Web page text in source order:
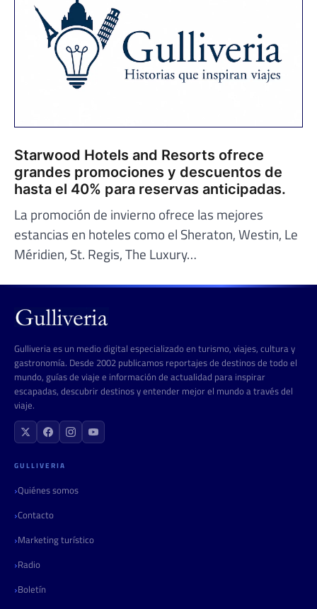
Starwood Hotels and Resorts ofrece
grandes promociones y descuentos de
hasta el 40% para reservas anticipadas.
La promoción de invierno ofrece las mejores
estancias en hoteles como el Sheraton, Westin, Le
Méridien, St. Regis, The Luxury…
Gulliveria es un medio digital especializado en turismo, viajes, cultura y
gastronomía. Desde 2002 publicamos reportajes de destinos de todo el
mundo, guías de viaje e información de actualidad para inspirar
escapadas, descubrir destinos y entender mejor el mundo a través del
viaje.
GULLIVERIA
Quiénes somos
Contacto
Marketing turístico
Radio
Boletín